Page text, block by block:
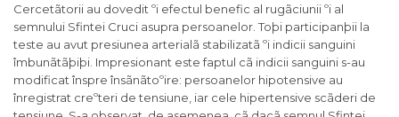
Cercetãtorii au dovedit ºi efectul benefic al rugãciunii ºi al
semnului Sfintei Cruci asupra persoanelor. Toþi participanþii la
teste au avut presiunea arterialã stabilizatã ºi indicii sanguini
îmbunãtãþiþi. Impresionant este faptul cã indicii sanguini s-au
modificat înspre însãnãtoºire: persoanelor hipotensive au
înregistrat creºteri de tensiune, iar cele hipertensive scãderi de